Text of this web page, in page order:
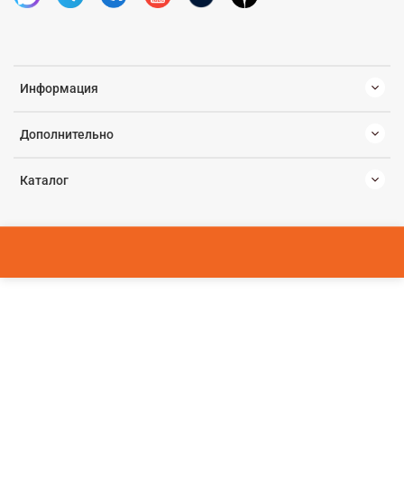
Информация
Дополнительно
Каталог